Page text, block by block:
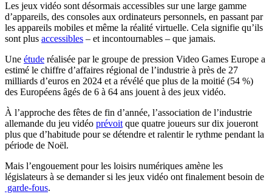
Les jeux vidéo sont désormais accessibles sur une large gamme
d’appareils, des consoles aux ordinateurs personnels, en passant par
les appareils mobiles et même la réalité virtuelle. Cela signifie qu’ils
sont plus accessibles – et incontournables – que jamais.
Une étude réalisée par le groupe de pression Video Games Europe a
estimé le chiffre d’affaires régional de l’industrie à près de 27
milliards d’euros en 2024 et a révélé que plus de la moitié (54 %)
des Européens âgés de 6 à 64 ans jouent à des jeux vidéo.
À l’approche des fêtes de fin d’année, l’association de l’industrie
allemande du jeu vidéo prévoit que quatre joueurs sur dix joueront
plus que d’habitude pour se détendre et ralentir le rythme pendant la
période de Noël.
Mais l’engouement pour les loisirs numériques amène les
législateurs à se demander si les jeux vidéo ont finalement besoin de
garde-fous.